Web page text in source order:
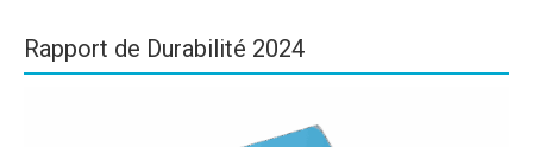
Rapport de Durabilité 2024